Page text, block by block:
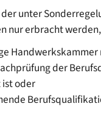
unter
nur erbracht
der
oder